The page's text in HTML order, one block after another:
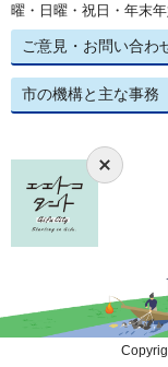
曜・日曜・祝日・年末年
ご意見・お問い合わ
市の機構と主な事務